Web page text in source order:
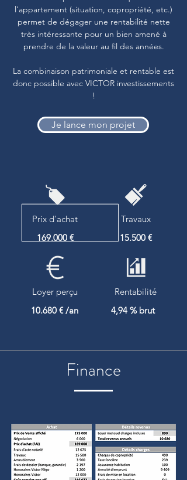
l'appartement (situation, copropriété, etc.)
permet de dégager une rentabilité nette
très intéressante pour un bien amené à
prendre de la valeur au fil des années.
La combinaison patrimoniale et rentable est
donc possible avec VICTOR investissements
!
Je lance mon projet
Prix d'achat
169.000 €
Travaux
15.500 €
Loyer perçu
10.680 € /an
Rentabilité
4,94 % brut
Finance